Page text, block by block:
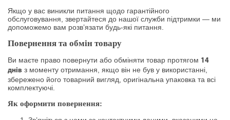
Якщо у вас виникли питання щодо гарантійного
обслуговування, звертайтеся до нашої служби підтримки — ми
допоможемо вам розв’язати будь-які питання.
Повернення та обмін товару
Ви маєте право повернути або обміняти товар протягом 14
днів з моменту отримання, якщо він не був у використанні,
збережено його товарний вигляд, оригінальна упаковка та всі
комплектуючі.
Як оформити повернення: